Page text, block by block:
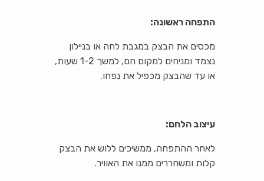
התפחה ראשונה:
מכסים את הבצק במגבת לחה או בניילון
נצמד ומניחים למקום חם, למשך 1-2 שעות,
או עד שהבצק מכפיל את נפחו.
עיצוב הלחם:
לאחר ההתפחה, ממשיכים ללוש את הבצק
קלות ומשחררים ממנו את האוויר.